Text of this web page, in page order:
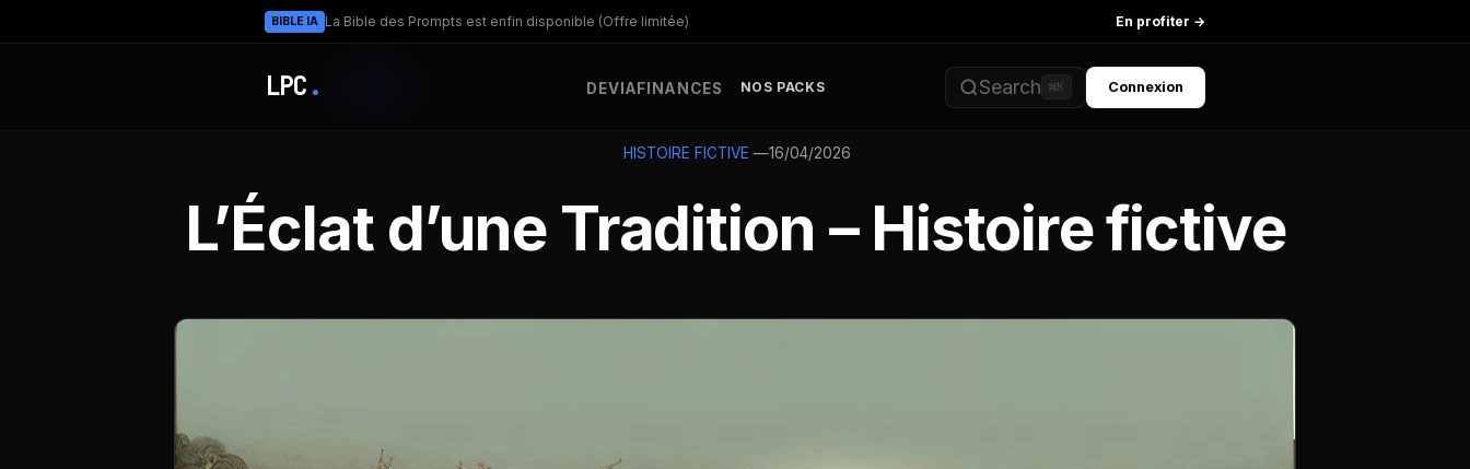
BIBLE IA La Bible des Prompts est enfin disponible (Offre limitée) En profiter →
LPC . DEVIAFINANCES NOS PACKS Search ⌘K Connexion
HISTOIRE FICTIVE —16/04/2026
L’Éclat d’une Tradition – Histoire fictive